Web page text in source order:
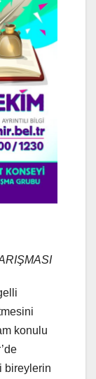
konulu
bireylerin